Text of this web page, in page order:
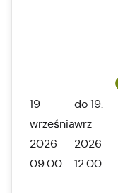
19
września
2026
09:00
do 19.
wrz
2026
12:00